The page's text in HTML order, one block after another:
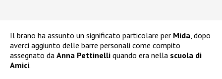
Il brano ha assunto un significato particolare per Mida , dopo
averci aggiunto delle barre personali come compito
assegnato da Anna Pettinelli quando era nella scuola di
Amici.